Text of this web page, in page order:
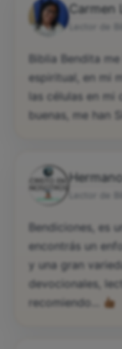
Carmen
Biblia Bendita
espiritual, en mi
las células en mi
buenas, me han
Bendiciones, es
encontrás un
y una gran
devocionales,
recomiendo...